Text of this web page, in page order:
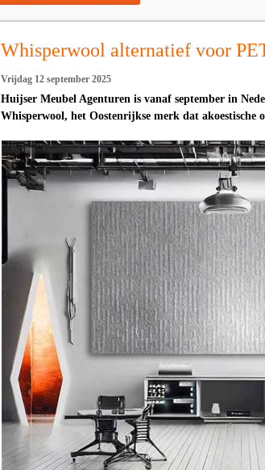
Whisperwool alternatief voor
Vrijdag 12 september 2025
Huijser Meubel Agenturen is vanaf september in
Whisperwool, het Oostenrijkse merk dat akoestische